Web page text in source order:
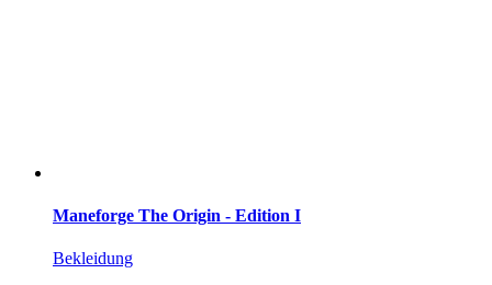
Maneforge The Origin - Edition I
Bekleidung